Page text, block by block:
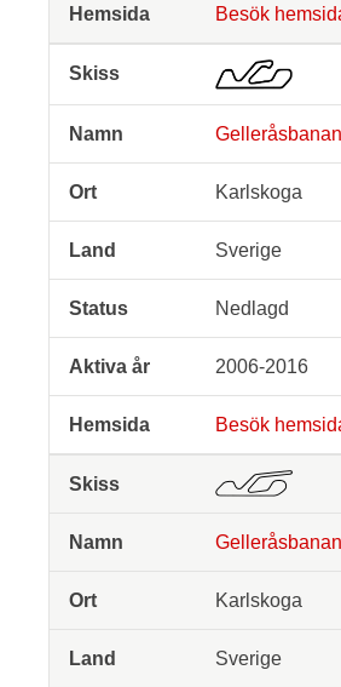
Besök
Gelleråsbanan
Karlskoga
Sverige
Nedlagd
2006-2016
Besök
Gelleråsbanan
Karlskoga
Sverige